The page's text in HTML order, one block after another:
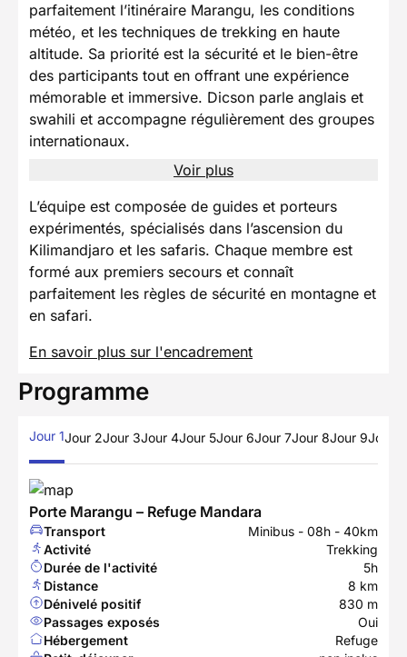
parfaitement l’itinéraire Marangu, les conditions
météo, et les techniques de trekking en haute
altitude. Sa priorité est la sécurité et le bien-être
des participants tout en offrant une expérience
mémorable et immersive. Dicson parle anglais et
swahili et accompagne régulièrement des groupes
internationaux.
Voir plus
L’équipe est composée de guides et porteurs
expérimentés, spécialisés dans l’ascension du
Kilimandjaro et les safaris. Chaque membre est
formé aux premiers secours et connaît
parfaitement les règles de sécurité en montagne et
en safari.
En savoir plus sur l'encadrement
Programme
Jour 1Jour 2Jour 3Jour 4Jour 5Jour 6Jour 7Jour 8Jour 9Jour
Porte Marangu – Refuge Mandara
Transport
Minibus - 08h - 40km
Activité
Trekking
Durée de l'activité
5h
Distance
8 km
Dénivelé positif
830 m
Passages exposés
Oui
Hébergement
Refuge